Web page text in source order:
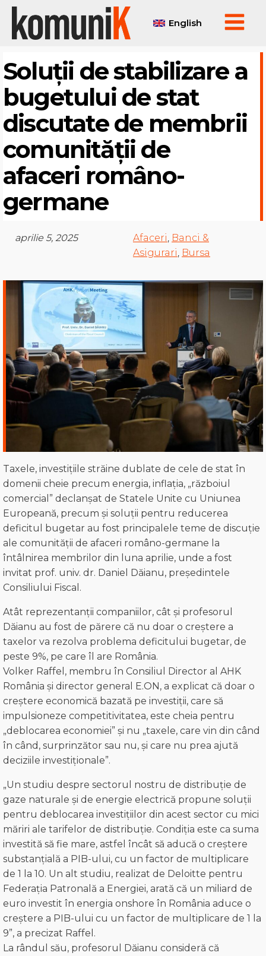
English
Soluții de stabilizare a
bugetului de stat
discutate de membrii
comunității de
afaceri româno-
germane
aprilie 5, 2025 Afaceri, Banci &
Asigurari, Bursa
Taxele, investițiile străine dublate de cele de stat în
domenii cheie precum energia, inflația, „războiul
comercial” declanșat de Statele Unite cu Uniunea
Europeană, precum și soluții pentru reducerea
deficitul bugetar au fost principalele teme de discuție
ale comunității de afaceri româno-germane la
întâlnirea membrilor din luna aprilie, unde a fost
invitat prof. univ. dr. Daniel Dăianu, președintele
Consiliului Fiscal.
Atât reprezentanții companiilor, cât și profesorul
Dăianu au fost de părere că nu doar o creștere a
taxelor va rezolva problema deficitului bugetar, de
peste 9%, pe care îl are România.
Volker Raffel, membru în Consiliul Director al AHK
România și director general E.ON, a explicat că doar o
creștere economică bazată pe investiții, care să
impulsioneze competitivitatea, este cheia pentru
„deblocarea economiei” și nu „taxele, care vin din când
în când, surprinzător sau nu, și care nu prea ajută
deciziile investiționale”.
„Un studiu despre sectorul nostru de distribuție de
gaze naturale și de energie electrică propune soluții
pentru deblocarea investițiilor din acest sector cu mici
măriri ale tarifelor de distribuție. Condiția este ca suma
investită să fie mare, astfel încât să aducă o creștere
substanțială a PIB-ului, cu un factor de multiplicare
de 1 la 10. Un alt studiu, realizat de Deloitte pentru
Federația Patronală a Energiei, arată că un miliard de
euro investit în energia onshore în România aduce o
creștere a PIB-ului cu un factor de multiplicare de 1 la
9”, a precizat Raffel.
La rândul său, profesorul Dăianu consideră că